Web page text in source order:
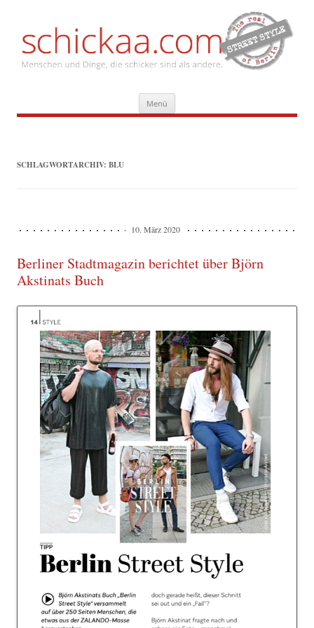
Menü Inhalt
springen
SCHLAGWORTARCHIV: BLU
10. März 2020
Berliner Stadtmagazin berichtet über Björn
Akstinats Buch